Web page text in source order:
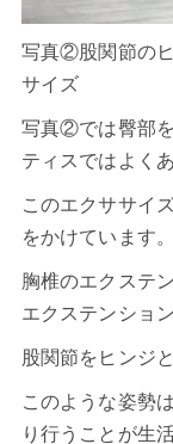
写真②股関節の
サイズ
写真②では臀部
ティスではよく
このエクササイ
をかけています
胸椎のエクステ
エクステンショ
股関節をヒンジ
このような姿勢
り行うことが生